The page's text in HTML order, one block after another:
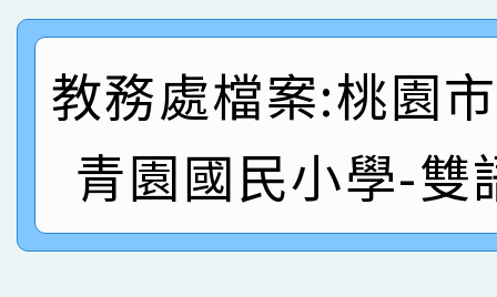
創客第三名。
賽 洪綺君教師榮獲社
名
賀！本校阿巴斯O蜜、
倩參加桃園市科展 國
名 指導老師王老師、
賀！本校四年二班張O
園市英語競賽國小朗讀
指導老師林老師
賀！本校參加桃園市中
賽 劉文瑛教師榮獲教
賀！本校參與2026世
教務處檔案:桃園
青園國民小學-雙